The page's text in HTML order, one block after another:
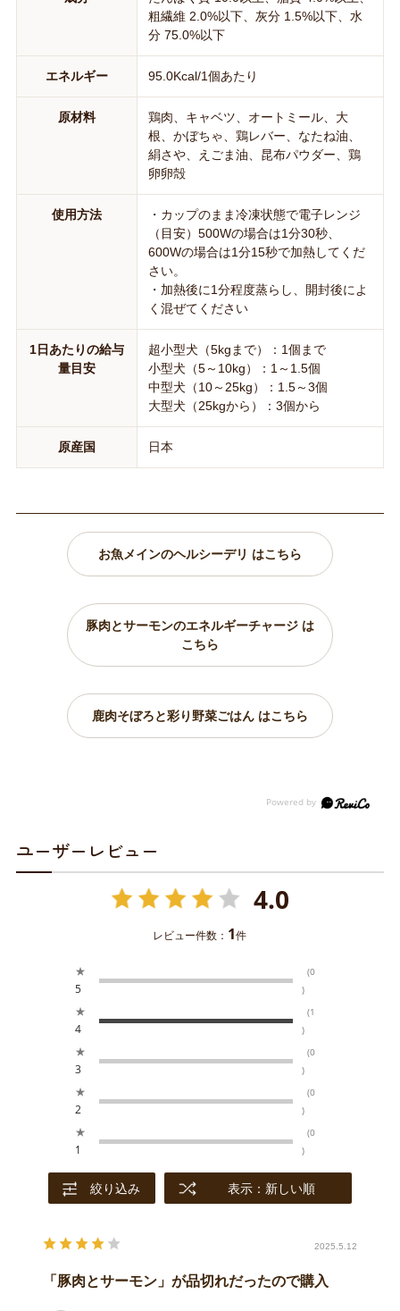
粗繊維 2.0%以下、灰分 1.5%以下、水
分 75.0%以下
エネルギー 95.0Kcal/1個あたり
原材料
鶏肉、キャベツ、オートミール、大
根、かぼちゃ、鶏レバー、なたね油、
絹さや、えごま油、昆布パウダー、鶏
卵卵殻
使用方法
・カップのまま冷凍状態で電子レンジ
（目安）500Wの場合は1分30秒、
600Wの場合は1分15秒で加熱してくだ
さい。
・加熱後に1分程度蒸らし、開封後によ
く混ぜてください
1日あたりの給与
量目安
超小型犬（5kgまで）：1個まで
小型犬（5～10kg）：1～1.5個
中型犬（10～25kg）：1.5～3個
大型犬（25kgから）：3個から
原産国 日本
お魚メインのヘルシーデリ はこちら
豚肉とサーモンのエネルギーチャージ は
こちら
鹿肉そぼろと彩り野菜ごはん はこちら
ユーザーレビュー
4.0
レビュー件数： 1件
★
5
(0
)
★
4
(1
)
★
3
(0
)
★
2
(0
)
★
1
(0
)
絞り込み 表示：新しい順
2025.5.12
「豚肉とサーモン」が品切れだったので購入